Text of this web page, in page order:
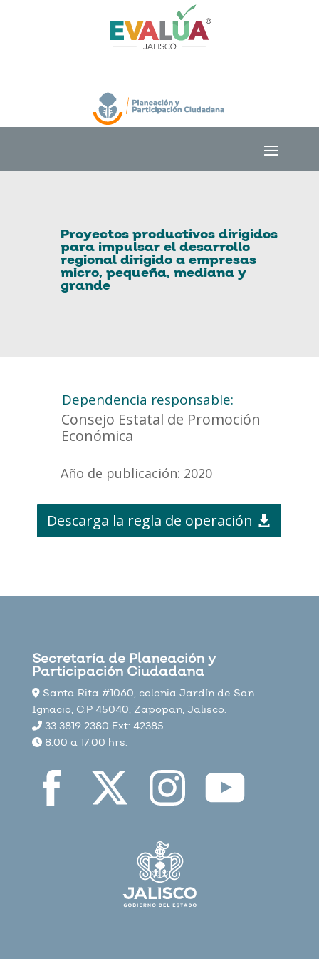
Proyectos productivos dirigidos
para impulsar el desarrollo
regional dirigido a empresas
micro, pequeña, mediana y
grande
Dependencia responsable:
Consejo Estatal de Promoción
Económica
Año de publicación: 2020
Descarga la regla de operación
Secretaría de Planeación y
Participación Ciudadana
Santa Rita #1060, colonia Jardín de San
Ignacio, C.P 45040, Zapopan, Jalisco.
33 3819 2380 Ext: 42385
8:00 a 17:00 hrs.